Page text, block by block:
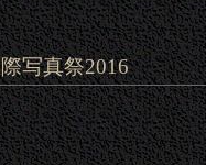
写真祭2016